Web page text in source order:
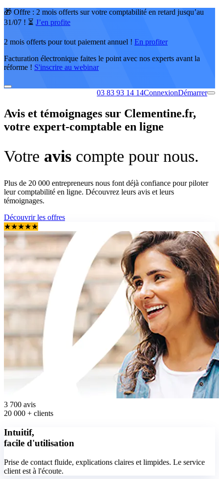
🎁 Offre : 2 mois offerts sur votre comptabilité en retard jusqu’au
31/07 ! ⏳ J’en profite
2 mois offerts pour tout paiement annuel ! En profiter
Facturation électronique faites le point avec nos experts avant la
réforme ! S'inscrire au webinar
03 83 93 14 14ConnexionDémarrer
Avis et témoignages sur Clementine.fr,
votre expert-comptable en ligne
Votre avis compte pour nous.
Plus de 20 000 entrepreneurs nous font déjà confiance pour piloter
leur comptabilité en ligne. Découvrez leurs avis et leurs
témoignages.
Découvrir les offres
★★★★★
3 700 avis
20 000 + clients
Intuitif,
facile d'utilisation
Prise de contact fluide, explications claires et limpides. Le service
client est à l'écoute.